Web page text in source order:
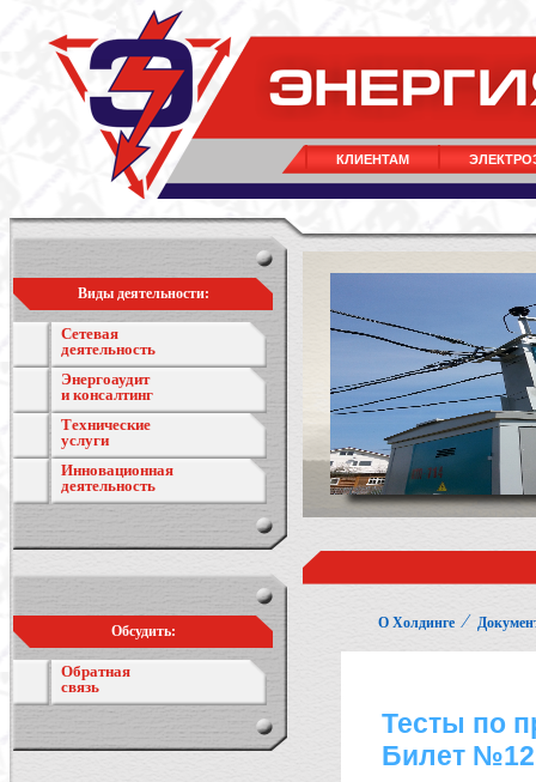
КЛИЕНТАМ
Виды деятельности:
Сетевая
деятельность
Энергоаудит
и консалтинг
Технические
услуги
Инновационная
деятельность
Обсудить:
Обратная
связь
О Холдинге ⁄